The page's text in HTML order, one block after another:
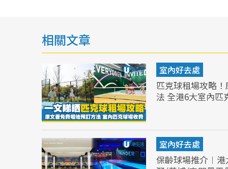
相關文章
室內好去處
匹克球租場攻略
法 全港6大室內
室內好去處
保齡球場推介︱